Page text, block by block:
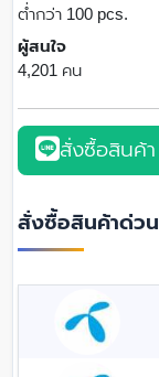
ต่ำกว่า 100 pcs.
ผู้สนใจ
4,201 คน
สั่งซื้อสินค้า
สั่งซื้อสินค้าด่วน